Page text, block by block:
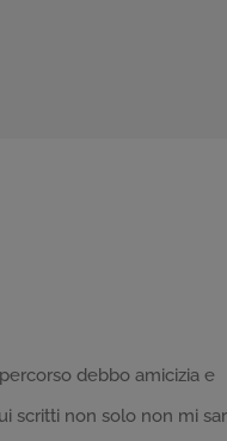
debbo amicizia e
scritti non solo non mi